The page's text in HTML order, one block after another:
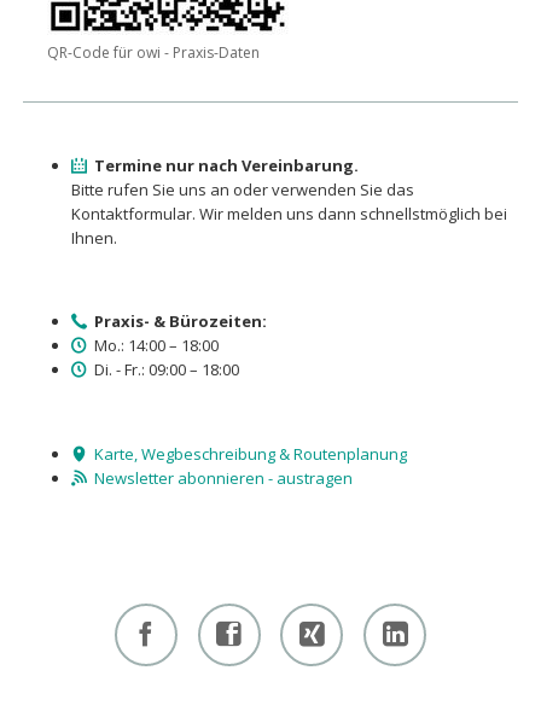
QR-Code für owi - Praxis-Daten
Termine nur nach Vereinbarung.
Bitte rufen Sie uns an oder verwenden Sie das
Kontaktformular. Wir melden uns dann schnellstmöglich bei
Ihnen.
Praxis- & Bürozeiten:
Mo.: 14:00 – 18:00
Di. - Fr.: 09:00 – 18:00
Karte, Wegbeschreibung & Routenplanung
Newsletter abonnieren - austragen